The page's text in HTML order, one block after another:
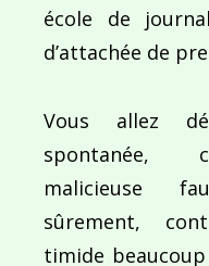
Navigation
l’article
PUBLIÉ DANS
école de
d’attachée de
Vous allez
spontanée,
malicieuse
sûrement,
timide